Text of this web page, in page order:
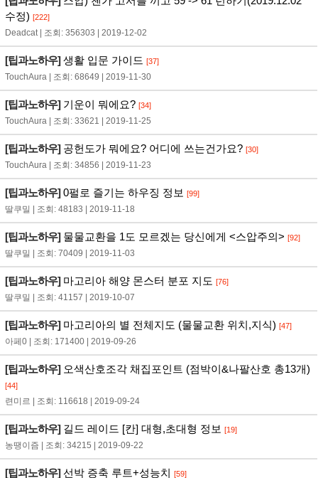
수정) [222]
Deadcat | 조회: 356303 | 2019-12-02
[팁과노하우]생활 입문 가이드 [37]
TouchAura | 조회: 68649 | 2019-11-30
[팁과노하우]기운이 뭐에요? [34]
TouchAura | 조회: 33621 | 2019-11-25
[팁과노하우]공헌도가 뭐에요? 어디에 쓰는건가요? [30]
TouchAura | 조회: 34856 | 2019-11-23
[팁과노하우]0펄로 즐기는 하우징 정보 [99]
딸쿠밀 | 조회: 48183 | 2019-11-18
[팁과노하우]물물교환을 1도 모르겠는 당신에게 <스압주의> [92]
딸쿠밀 | 조회: 70409 | 2019-11-03
[팁과노하우]마고리아 해양 몬스터 분포 지도 [76]
딸쿠밀 | 조회: 41157 | 2019-10-07
[팁과노하우]마고리아의 별 전체지도 (물물교환 위치,지식) [47]
아페0 | 조회: 171400 | 2019-09-26
[팁과노하우]오색산호조각 채집포인트 (점박이&나팔산호 총13개)
[44]
련미르 | 조회: 116618 | 2019-09-24
[팁과노하우]길드 레이드 [칸] 대형,초대형 정보 [19]
농땡이즘 | 조회: 34215 | 2019-09-22
[팁과노하우]선박 증축 루트+성능치 [59]